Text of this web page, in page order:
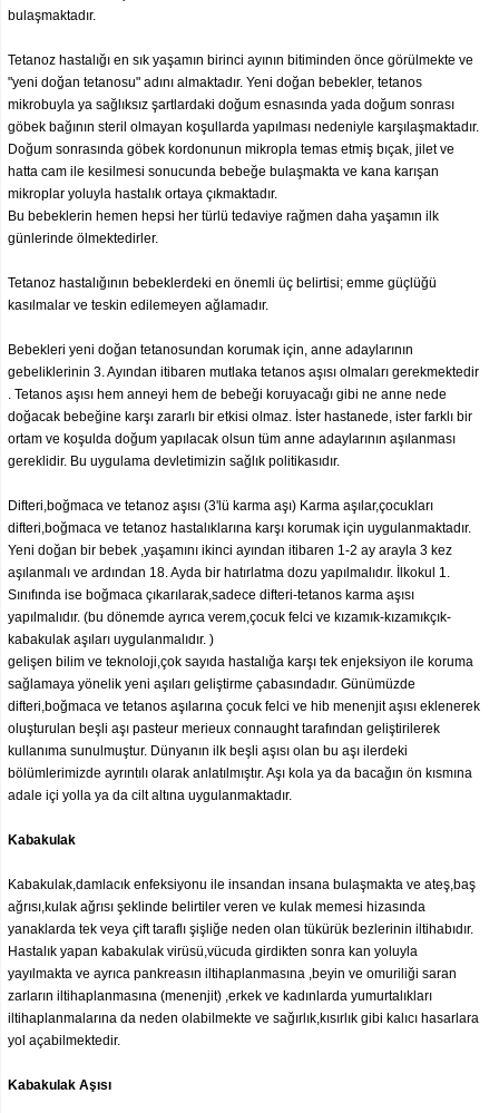
bulaşmaktadır.
Tetanoz hastalığı en sık yaşamın birinci ayının bitiminden önce görülmekte ve
"yeni doğan tetanosu" adını almaktadır. Yeni doğan bebekler, tetanos
mikrobuyla ya sağlıksız şartlardaki doğum esnasında yada doğum sonrası
göbek bağının steril olmayan koşullarda yapılması nedeniyle karşılaşmaktadır.
Doğum sonrasında göbek kordonunun mikropla temas etmiş bıçak, jilet ve
hatta cam ile kesilmesi sonucunda bebeğe bulaşmakta ve kana karışan
mikroplar yoluyla hastalık ortaya çıkmaktadır.
Bu bebeklerin hemen hepsi her türlü tedaviye rağmen daha yaşamın ilk
günlerinde ölmektedirler.
Tetanoz hastalığının bebeklerdeki en önemli üç belirtisi; emme güçlüğü
kasılmalar ve teskin edilemeyen ağlamadır.
Bebekleri yeni doğan tetanosundan korumak için, anne adaylarının
gebeliklerinin 3. Ayından itibaren mutlaka tetanos aşısı olmaları gerekmektedir
. Tetanos aşısı hem anneyi hem de bebeği koruyacağı gibi ne anne nede
doğacak bebeğine karşı zararlı bir etkisi olmaz. İster hastanede, ister farklı bir
ortam ve koşulda doğum yapılacak olsun tüm anne adaylarının aşılanması
gereklidir. Bu uygulama devletimizin sağlık politikasıdır.
Difteri,boğmaca ve tetanoz aşısı (3'lü karma aşı) Karma aşılar,çocukları
difteri,boğmaca ve tetanoz hastalıklarına karşı korumak için uygulanmaktadır.
Yeni doğan bir bebek ,yaşamını ikinci ayından itibaren 1-2 ay arayla 3 kez
aşılanmalı ve ardından 18. Ayda bir hatırlatma dozu yapılmalıdır. İlkokul 1.
Sınıfında ise boğmaca çıkarılarak,sadece difteri-tetanos karma aşısı
yapılmalıdır. (bu dönemde ayrıca verem,çocuk felci ve kızamık-kızamıkçık-
kabakulak aşıları uygulanmalıdır. )
gelişen bilim ve teknoloji,çok sayıda hastalığa karşı tek enjeksiyon ile koruma
sağlamaya yönelik yeni aşıları geliştirme çabasındadır. Günümüzde
difteri,boğmaca ve tetanos aşılarına çocuk felci ve hib menenjit aşısı eklenerek
oluşturulan beşli aşı pasteur merieux connaught tarafından geliştirilerek
kullanıma sunulmuştur. Dünyanın ilk beşli aşısı olan bu aşı ilerdeki
bölümlerimizde ayrıntılı olarak anlatılmıştır. Aşı kola ya da bacağın ön kısmına
adale içi yolla ya da cilt altına uygulanmaktadır.
Kabakulak
Kabakulak,damlacık enfeksiyonu ile insandan insana bulaşmakta ve ateş,baş
ağrısı,kulak ağrısı şeklinde belirtiler veren ve kulak memesi hizasında
yanaklarda tek veya çift taraflı şişliğe neden olan tükürük bezlerinin iltihabıdır.
Hastalık yapan kabakulak virüsü,vücuda girdikten sonra kan yoluyla
yayılmakta ve ayrıca pankreasın iltihaplanmasına ,beyin ve omuriliği saran
zarların iltihaplanmasına (menenjit) ,erkek ve kadınlarda yumurtalıkları
iltihaplanmalarına da neden olabilmekte ve sağırlık,kısırlık gibi kalıcı hasarlara
yol açabilmektedir.
Kabakulak Aşısı